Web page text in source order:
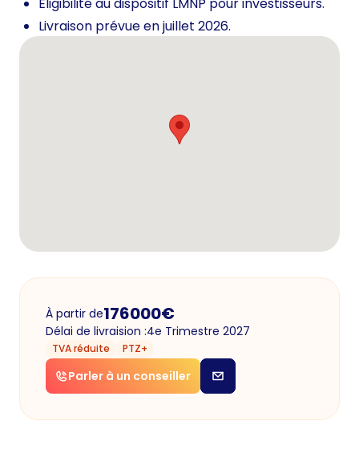
Éligibilité au dispositif LMNP pour investisseurs.
Livraison prévue en juillet 2026.
À partir de176000€
Délai de livraision :4e Trimestre 2027
TVA réduite PTZ+
Parler à un conseiller